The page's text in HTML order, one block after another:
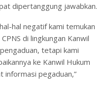
dipertanggung jawabkan.
hal negatif kami temukan
di lingkungan Kanwil
tetapi kami
ke Kanwil Hukum
informasi pegaduan,”